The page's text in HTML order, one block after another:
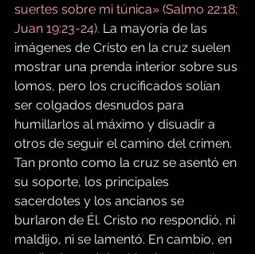
suertes sobre mi túnica» (Salmo 22:18;
Juan 19:23-24). La mayoría de las
imágenes de Cristo en la cruz suelen
mostrar una prenda interior sobre sus
lomos, pero los crucificados solían
ser colgados desnudos para
humillarlos al máximo y disuadir a
otros de seguir el camino del crimen.
Tan pronto como la cruz se asentó en
su soporte, los principales
sacerdotes y los ancianos se
burlaron de Él. Cristo no respondió, ni
maldijo, ni se lamentó. En cambio, en